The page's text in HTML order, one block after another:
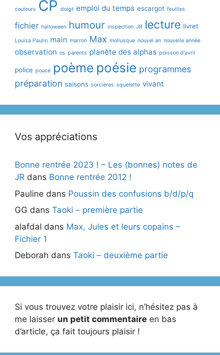
couleurs CP doigt emploi du temps escargot feuilles
fichier halloween humour inspection JR lecture livret
Louisa Paulin main marron Max mollusque nouvel an nouvelle année
observation os parents planète des alphas poisson d'avril
police pouce poème poésie programmes
préparation saisons sorcières squelette vivant
Vos appréciations
Bonne rentrée 2023 ! – Les (bonnes) notes de
JR dans Bonne rentrée 2012 !
Pauline dans Poussin des confusions b/d/p/q
GG dans Taoki – première partie
alafdal dans Max, Jules et leurs copains –
Fichier 1
Deborah dans Taoki – deuxième partie
Si vous trouvez votre plaisir ici, n’hésitez pas à
me laisser un petit commentaire en bas
d’article, ça fait toujours plaisir !